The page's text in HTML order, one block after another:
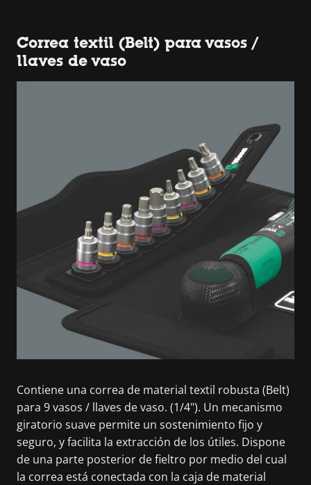
Correa textil (Belt) para vasos /
llaves de vaso
Contiene una correa de material textil robusta (Belt)
para 9 vasos / llaves de vaso. (1/4"). Un mecanismo
giratorio suave permite un sostenimiento fijo y
seguro, y facilita la extracción de los útiles. Dispone
de una parte posterior de fieltro por medio del cual
la correa está conectada con la caja de material